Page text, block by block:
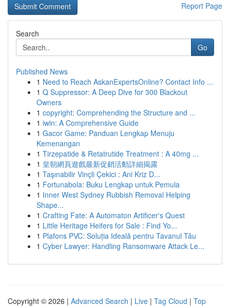
Report Page
Search
Go
Published News
1 Need to Reach AskanExpertsOnline? Contact Info ...
1 Q Suppressor: A Deep Dive for 300 Blackout
Owners
1 copyright: Comprehending the Structure and ...
1 iwin: A Comprehensive Guide
1 Gacor Game: Panduan Lengkap Menuju
Kemenangan
1 Tirzepatide & Retatrutide Treatment : A 40mg ...
1 皇朝網頁遊戲最新促銷活動詳細揭露
1 Taşınabilir Vinçli Çekici : Ani Kriz D...
1 Fortunabola: Buku Lengkap untuk Pemula
1 Inner West Sydney Rubbish Removal Helping
Shape...
1 Crafting Fate: A Automaton Artificer's Quest
1 Little Heritage Heifers for Sale : Find Yo...
1 Plafons PVC: Soluția Ideală pentru Tavanul Tău
1 Cyber Lawyer: Handling Ransomware Attack Le...
Copyright © 2026 | Advanced Search | Live | Tag Cloud | Top